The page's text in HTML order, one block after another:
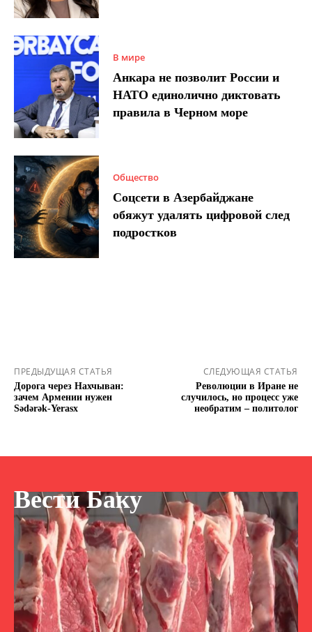
В мире
Анкара не позволит России и
НАТО единолично диктовать
правила в Черном море
Общество
Соцсети в Азербайджане
обяжут удалять цифровой след
подростков
ПРЕДЫДУЩАЯ СТАТЬЯ
Дорога через Нахчыван:
зачем Армении нужен
Sədərək-Yerasx
СЛЕДУЮЩАЯ СТАТЬЯ
Революции в Иране не
случилось, но процесс уже
необратим – политолог
Вести Баку